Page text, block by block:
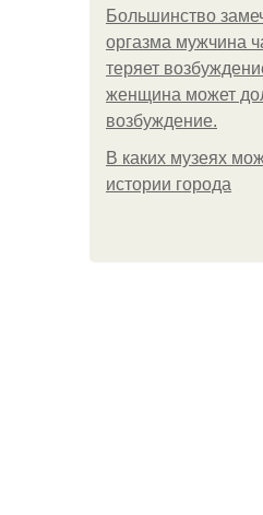
Большинство
оргазма мужчина
теряет
женщина может
возбуждение.
В каких музеях
истории города